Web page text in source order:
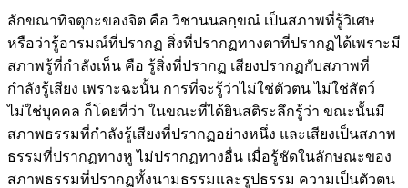
ลักขณาทิจตุกะของจิต คือ วิชานนลกฺขณํ เป็นสภาพที่รู้วิเศษ
หรือว่ารู้อารมณ์ที่ปรากฏ สิ่งที่ปรากฏทางตาที่ปรากฏได้เพราะมี
สภาพรู้ที่กำลังเห็น คือ รู้สิ่งที่ปรากฏ เสียงปรากฏกับสภาพที่
กำลังรู้เสียง เพราะฉะนั้น การที่จะรู้ว่าไม่ใช่ตัวตน ไม่ใช่สัตว์
ไม่ใช่บุคคล ก็โดยที่ว่า ในขณะที่ได้ยินสติระลึกรู้ว่า ขณะนั้นมี
สภาพธรรมที่กำลังรู้เสียงที่ปรากฏอย่างหนึ่ง และเสียงเป็นสภาพ
ธรรมที่ปรากฏทางหู ไม่ปรากฏทางอื่น เมื่อรู้ชัดในลักษณะของ
สภาพธรรมที่ปรากฏทั้งนามธรรมและรูปธรรม ความเป็นตัวตน